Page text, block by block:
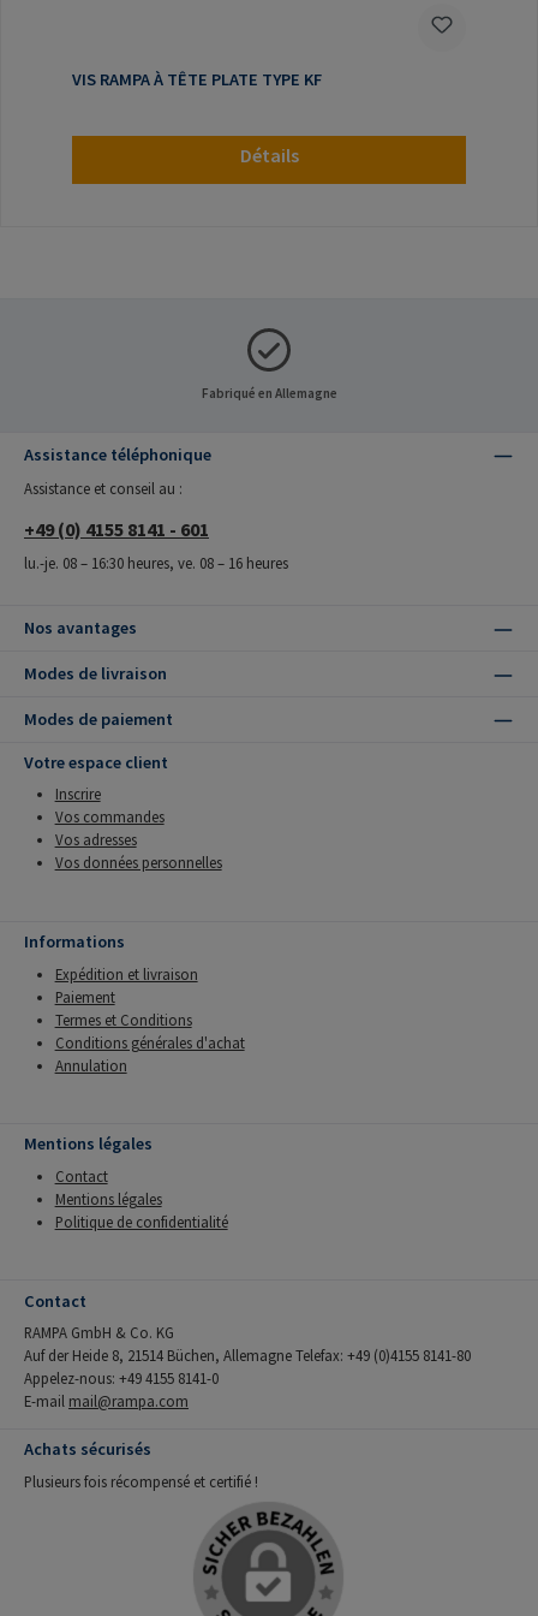
VIS RAMPA À TÊTE PLATE TYPE KF
Détails
Fabriqué en Allemagne
Assistance téléphonique
Assistance et conseil au :
+49 (0) 4155 8141 - 601
lu.-je. 08 – 16:30 heures, ve. 08 – 16 heures
Nos avantages
Modes de livraison
Modes de paiement
Votre espace client
Inscrire
Vos commandes
Vos adresses
Vos données personnelles
Informations
Expédition et livraison
Paiement
Termes et Conditions
Conditions générales d'achat
Annulation
Mentions légales
Contact
Mentions légales
Politique de confidentialité
Contact
RAMPA GmbH & Co. KG
Auf der Heide 8, 21514 Büchen, Allemagne Telefax: +49 (0)4155 8141-80
Appelez-nous: +49 4155 8141-0
E-mail mail@rampa.com
Achats sécurisés
Plusieurs fois récompensé et certifié !